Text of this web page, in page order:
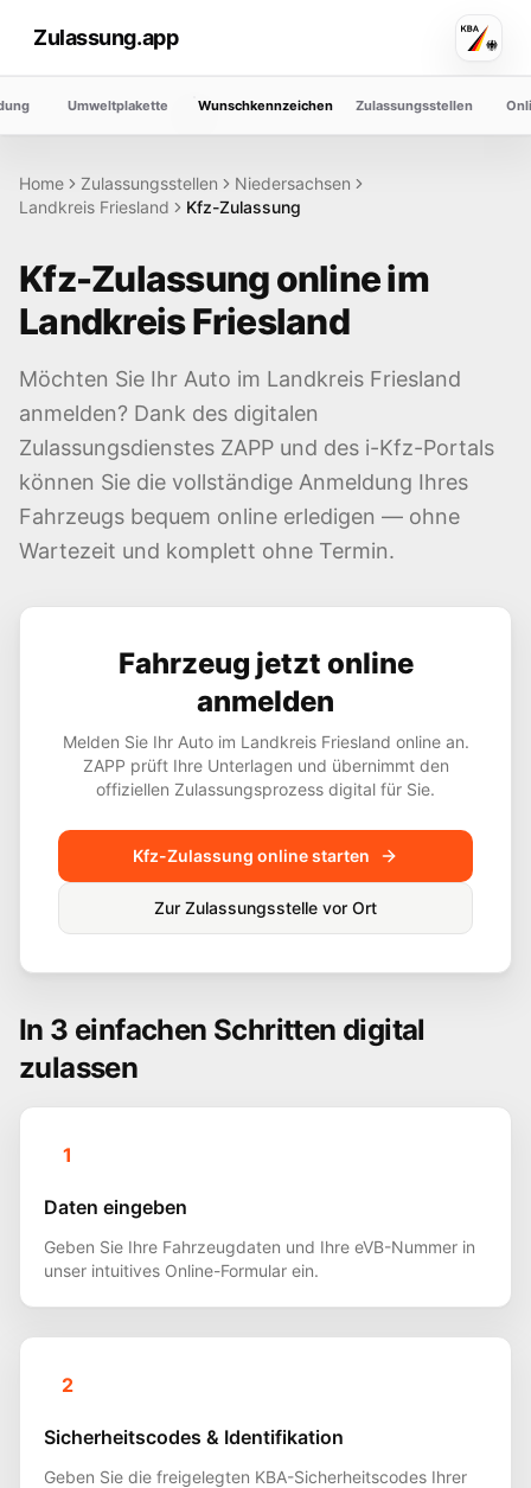
Zulassung.app
Umweltplakette Wunschkennzeichen Zulassungsstellen
Home Zulassungsstellen
Niedersachsen
Landkreis Friesland Kfz-Zulassung
Kfz-Zulassung online im
LandkreisFriesland
Möchten Sie Ihr Auto im Landkreis Friesland
anmelden? Dank des digitalen
Zulassungsdienstes ZAPP und des i-Kfz-Portals
können Sie die vollständige Anmeldung Ihres
Fahrzeugs bequem online erledigen — ohne
Wartezeit und komplett ohne Termin.
Fahrzeug jetzt online
anmelden
Melden Sie Ihr Auto im Landkreis Friesland online an.
ZAPP prüft Ihre Unterlagen und übernimmt den
offiziellen Zulassungsprozess digital für Sie.
Kfz-Zulassung online starten
Zur Zulassungsstelle vor Ort
In 3 einfachen Schritten digital
zulassen
1
Daten eingeben
Geben Sie Ihre Fahrzeugdaten und Ihre eVB-Nummer in
unser intuitives Online-Formular ein.
2
Sicherheitscodes & Identifikation
Geben Sie die freigelegten KBA-Sicherheitscodes Ihrer